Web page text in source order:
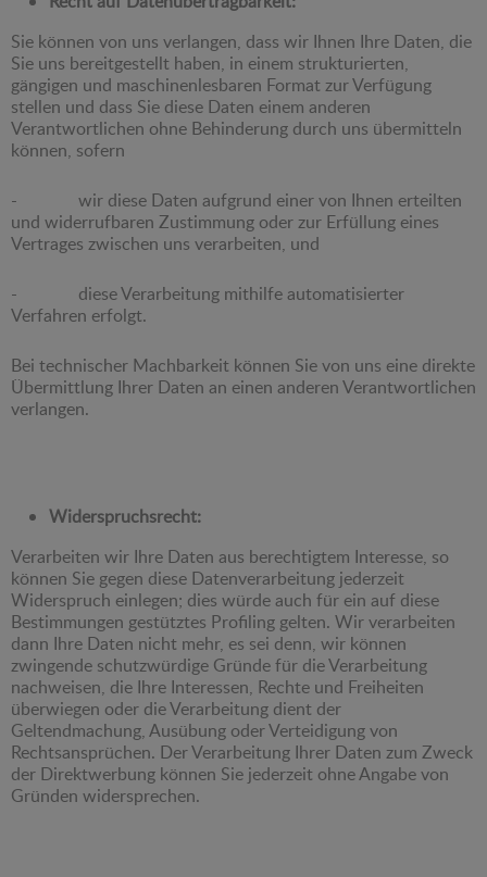
Sie können von uns verlangen, dass wir Ihnen Ihre Daten, die
Sie uns bereitgestellt haben, in einem strukturierten,
gängigen und maschinenlesbaren Format zur Verfügung
stellen und dass Sie diese Daten einem anderen
Verantwortlichen ohne Behinderung durch uns übermitteln
können, sofern
- wir diese Daten aufgrund einer von Ihnen erteilten
und widerrufbaren Zustimmung oder zur Erfüllung eines
Vertrages zwischen uns verarbeiten, und
- diese Verarbeitung mithilfe automatisierter
Verfahren erfolgt.
Bei technischer Machbarkeit können Sie von uns eine direkte
Übermittlung Ihrer Daten an einen anderen Verantwortlichen
verlangen.
Widerspruchsrecht:
Verarbeiten wir Ihre Daten aus berechtigtem Interesse, so
können Sie gegen diese Datenverarbeitung jederzeit
Widerspruch einlegen; dies würde auch für ein auf diese
Bestimmungen gestütztes Profiling gelten. Wir verarbeiten
dann Ihre Daten nicht mehr, es sei denn, wir können
zwingende schutzwürdige Gründe für die Verarbeitung
nachweisen, die Ihre Interessen, Rechte und Freiheiten
überwiegen oder die Verarbeitung dient der
Geltendmachung, Ausübung oder Verteidigung von
Rechtsansprüchen. Der Verarbeitung Ihrer Daten zum Zweck
der Direktwerbung können Sie jederzeit ohne Angabe von
Gründen widersprechen.